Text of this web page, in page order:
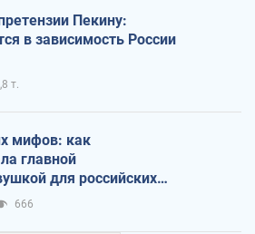
Пекину:
в зависимость России
т.
мифов: как
главной
для российских
666